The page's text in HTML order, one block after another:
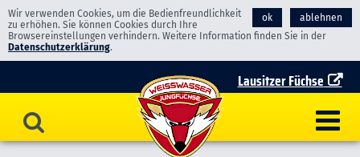
ok ablehnen
Wir verwenden Cookies, um die Bedienfreundlichkeit
zu erhöhen. Sie können Cookies durch Ihre
Browsereinstellungen verhindern. Weitere Information finden Sie in der
Datenschutzerklärung.
Lausitzer Füchse